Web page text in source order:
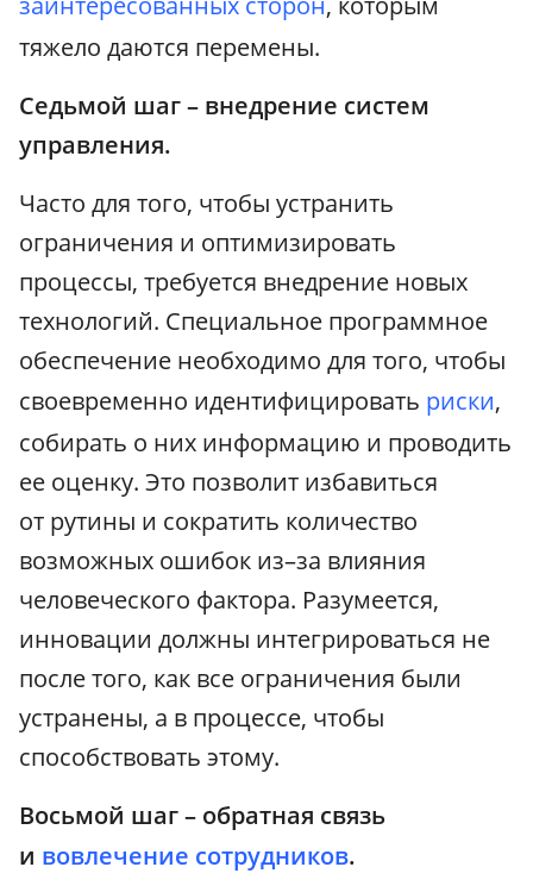
тяжело даются перемены.
Седьмой шаг – внедрение систем
управления.
Часто для того, чтобы устранить
ограничения и оптимизировать
процессы, требуется внедрение новых
технологий. Специальное программное
обеспечение необходимо для того, чтобы
своевременно идентифицировать риски,
собирать о них информацию и проводить
ее оценку. Это позволит избавиться
от рутины и сократить количество
возможных ошибок из–за влияния
человеческого фактора. Разумеется,
инновации должны интегрироваться не
после того, как все ограничения были
устранены, а в процессе, чтобы
способствовать этому.
Восьмой шаг – обратная связь
и вовлечение сотрудников.